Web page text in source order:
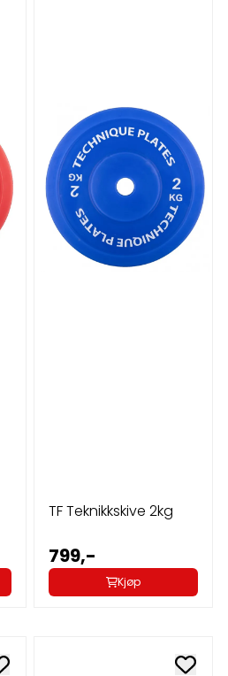
TF Teknikkskive 2kg
799,-
Kjøp